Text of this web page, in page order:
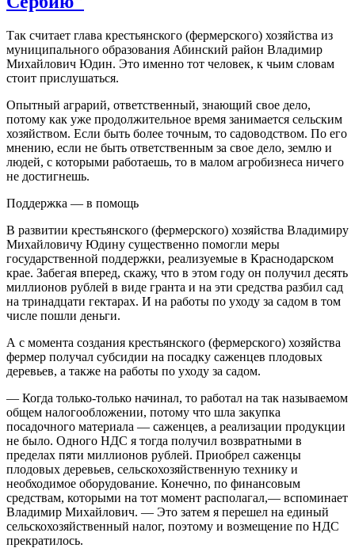
Так считает глава крестьянского (фермерского) хозяйства из
муниципального образования Абинский район Владимир
Михайлович Юдин. Это именно тот человек, к чьим словам
стоит прислушаться.
Опытный аграрий, ответственный, знающий свое дело,
потому как уже продолжительное время занимается сельским
хозяйством. Если быть более точным, то садоводством. По его
мнению, если не быть ответственным за свое дело, землю и
людей, с которыми работаешь, то в малом агробизнеса ничего
не достигнешь.
Поддержка — в помощь
В развитии крестьянского (фермерского) хозяйства Владимиру
Михайловичу Юдину существенно помогли меры
государственной поддержки, реализуемые в Краснодарском
крае. Забегая вперед, скажу, что в этом году он получил десять
миллионов рублей в виде гранта и на эти средства разбил сад
на тринадцати гектарах. И на работы по уходу за садом в том
числе пошли деньги.
А с момента создания крестьянского (фермерского) хозяйства
фермер получал субсидии на посадку саженцев плодовых
деревьев, а также на работы по уходу за садом.
— Когда только-только начинал, то работал на так называемом
общем налогообложении, потому что шла закупка
посадочного материала — саженцев, а реализации продукции
не было. Одного НДС я тогда получил возвратными в
пределах пяти миллионов рублей. Приобрел саженцы
плодовых деревьев, сельскохозяйственную технику и
необходимое оборудование. Конечно, по финансовым
средствам, которыми на тот момент располагал,— вспоминает
Владимир Михайлович. — Это затем я перешел на единый
сельскохозяйственный налог, поэтому и возмещение по НДС
прекратилось.